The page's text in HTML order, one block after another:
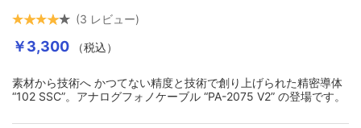
3 レビュー
￥3,300 （税込）
素材から技術へ かつてない精度と技術で創り上げられた精密導体
“102 SSC”。アナログフォノケーブル “PA-2075 V2” の登場です。